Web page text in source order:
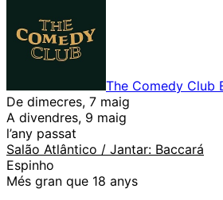
The Comedy Club
De dimecres, 7 maig
A divendres, 9 maig
l’any passat
Salão Atlântico / Jantar: Baccará
Espinho
Més gran que 18 anys